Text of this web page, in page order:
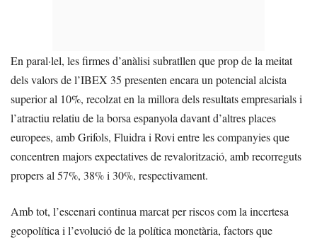
En paral·lel, les firmes d’anàlisi subratllen que prop de la meitat
dels valors de l’IBEX 35 presenten encara un potencial alcista
superior al 10%, recolzat en la millora dels resultats empresarials i
l’atractiu relatiu de la borsa espanyola davant d’altres places
europees, amb Grifols, Fluidra i Rovi entre les companyies que
concentren majors expectatives de revalorització, amb recorreguts
propers al 57%, 38% i 30%, respectivament.
Amb tot, l’escenari continua marcat per riscos com la incertesa
geopolítica i l’evolució de la política monetària, factors que